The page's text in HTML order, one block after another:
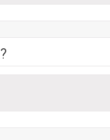
איפה נמצאות ההזדמנויות בסטארט-אפים?